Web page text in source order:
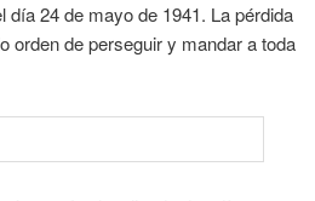
24 de mayo de 1941. La pérdida
orden de perseguir y mandar a toda